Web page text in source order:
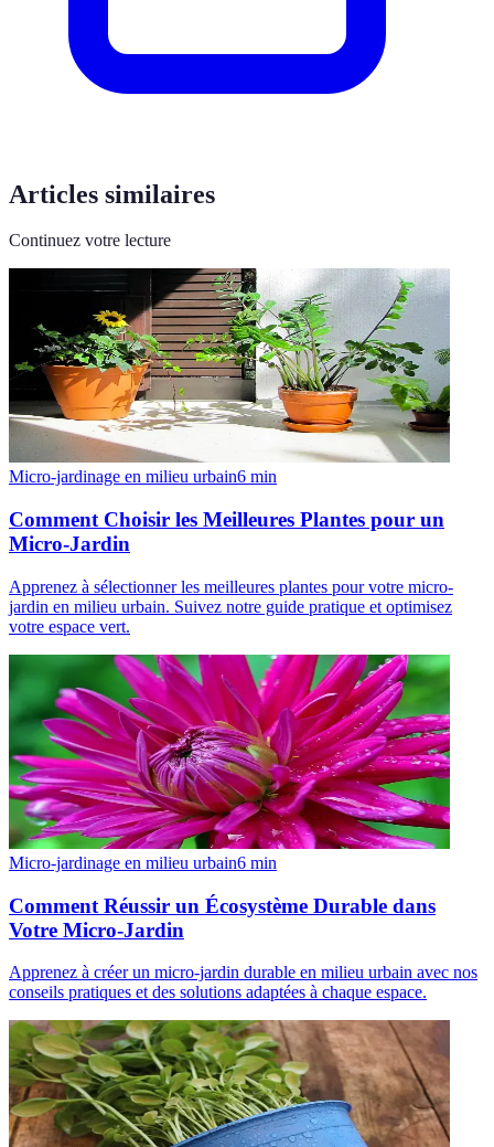
Articles similaires
Continuez votre lecture
Micro-jardinage en milieu urbain6 min
Comment Choisir les Meilleures Plantes pour un
Micro-Jardin
Apprenez à sélectionner les meilleures plantes pour votre micro-
jardin en milieu urbain. Suivez notre guide pratique et optimisez
votre espace vert.
Micro-jardinage en milieu urbain6 min
Comment Réussir un Écosystème Durable dans
Votre Micro-Jardin
Apprenez à créer un micro-jardin durable en milieu urbain avec nos
conseils pratiques et des solutions adaptées à chaque espace.